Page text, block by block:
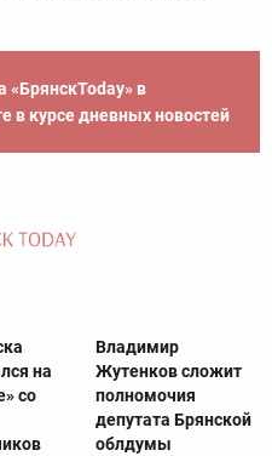
«БрянскToday» в
в курсе дневных новостей
на
со
Владимир
Жутенков сложит
полномочия
депутата Брянской
облдумы